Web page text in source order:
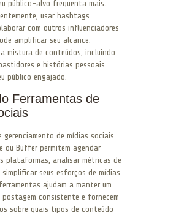
público-alvo frequenta mais.
usar hashtags
com outros influenciadores
amplificar seu alcance.
mistura de conteúdos, incluindo
e histórias pessoais
público engajado.
Ferramentas de
gerenciamento de mídias sociais
ou Buffer permitem agendar
plataformas, analisar métricas de
seus esforços de mídias
ajudam a manter um
postagem consistente e fornecem
sobre quais tipos de conteúdo